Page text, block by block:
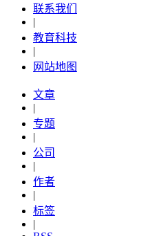
联系我们
|
教育科技
|
网站地图
文章
|
专题
|
公司
|
作者
|
标签
|